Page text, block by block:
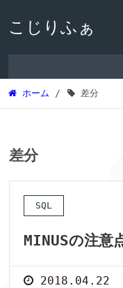
こじりふぁ
ホーム / 差分
差分
SQL
MINUSの注意
2018.04.22